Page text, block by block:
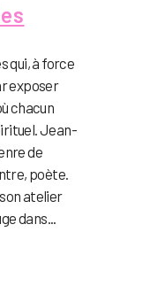
qui, à force
exposer
chacun
Jean-
de
poète.
atelier
dans...